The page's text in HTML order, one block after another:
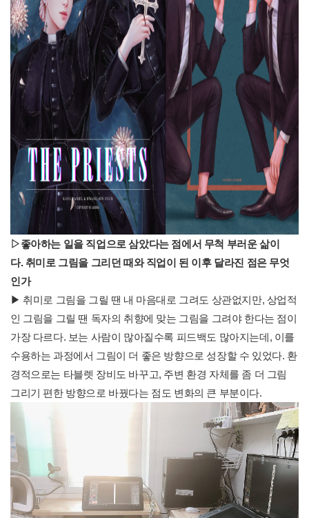
▷좋아하는 일을 직업으로 삼았다는 점에서 무척 부러운 삶이
다. 취미로 그림을 그리던 때와 직업이 된 이후 달라진 점은 무엇
인가
▶ 취미로 그림을 그릴 땐 내 마음대로 그려도 상관없지만, 상업적
인 그림을 그릴 땐 독자의 취향에 맞는 그림을 그려야 한다는 점이
가장 다르다. 보는 사람이 많아질수록 피드백도 많아지는데, 이를
수용하는 과정에서 그림이 더 좋은 방향으로 성장할 수 있었다. 환
경적으로는 타블렛 장비도 바꾸고, 주변 환경 자체를 좀 더 그림
그리기 편한 방향으로 바꿨다는 점도 변화의 큰 부분이다.